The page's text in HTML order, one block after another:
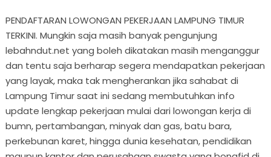
PENDAFTARAN LOWONGAN PEKERJAAN LAMPUNG TIMUR
TERKINI. Mungkin saja masih banyak pengunjung
lebahndut.net yang boleh dikatakan masih menganggur
dan tentu saja berharap segera mendapatkan pekerjaan
yang layak, maka tak mengherankan jika sahabat di
Lampung Timur saat ini sedang membutuhkan info
update lengkap pekerjaan mulai dari lowongan kerja di
bumn, pertambangan, minyak dan gas, batu bara,
perkebunan karet, hingga dunia kesehatan, pendidikan